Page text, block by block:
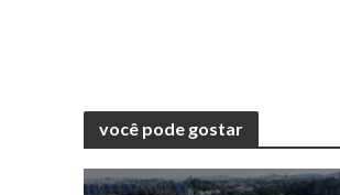
você pode gostar